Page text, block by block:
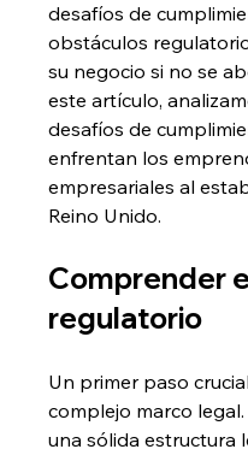
desafíos de
obstáculos
su negocio si no se
este artículo,
desafíos de
enfrentan los
empresariales al
Reino Unido.
Comprender
regulatorio
Un primer paso
complejo marco
una sólida estructura